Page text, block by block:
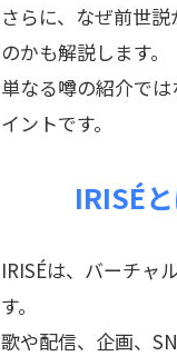
さらに、なぜ前世
のかも解説します。
単なる噂の紹介で
イントです。
IRISÉ
IRISÉは、バーチャ
す。
歌や配信、企画、